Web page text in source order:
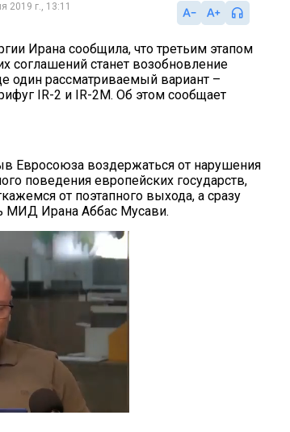
2019 г., 13:11
Ирана сообщила, что третьим этапом
соглашений станет возобновление
один рассматриваемый вариант –
IR-2 и IR-2M. Об этом сообщает
Евросоюза воздержаться от нарушения
поведения европейских государств,
от поэтапного выхода, а сразу
МИД Ирана Аббас Мусави.